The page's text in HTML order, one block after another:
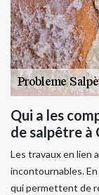
Qui a les
de salpêtre à
Les travaux en lien
incontournables.
qui permettent de